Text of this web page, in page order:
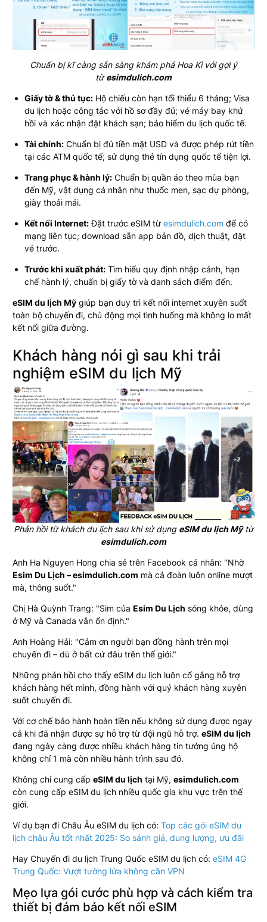
Chuẩn bị kĩ càng sẵn sàng khám phá Hoa Kì với gợi ý
từ esimdulich.com
Giấy tờ & thủ tục: Hộ chiếu còn hạn tối thiểu 6 tháng; Visa
du lịch hoặc công tác với hồ sơ đầy đủ; vé máy bay khứ
hồi và xác nhận đặt khách sạn; bảo hiểm du lịch quốc tế.
Tài chính: Chuẩn bị đủ tiền mặt USD và được phép rút tiền
tại các ATM quốc tế; sử dụng thẻ tín dụng quốc tế tiện lợi.
Trang phục & hành lý: Chuẩn bị quần áo theo mùa bạn
đến Mỹ, vật dụng cá nhân như thuốc men, sạc dự phòng,
giày thoải mái.
Kết nối Internet: Đặt trước eSIM từ esimdulich.com để có
mạng liên tục; download sẵn app bản đồ, dịch thuật, đặt
vé trước.
Trước khi xuất phát: Tìm hiểu quy định nhập cảnh, hạn
chế hành lý, chuẩn bị giấy tờ và danh sách điểm đến.
eSIM du lịch Mỹ giúp bạn duy trì kết nối internet xuyên suốt
toàn bộ chuyến đi, chủ động mọi tình huống mà không lo mất
kết nối giữa đường.
Khách hàng nói gì sau khi trải
nghiệm eSIM du lịch Mỹ
Phản hồi từ khách du lịch sau khi sử dụng eSIM du lịch Mỹtừ
esimdulich.com
Anh Ha Nguyen Hong chia sẻ trên Facebook cá nhân: "Nhờ
Esim Du Lịch – esimdulich.com mà cả đoàn luôn online mượt
mà, thông suốt."
Chị Hà Quỳnh Trang: "Sim của Esim Du Lịch sóng khỏe, dùng
ở Mỹ và Canada vẫn ổn định."
Anh Hoàng Hải: "Cảm ơn người bạn đồng hành trên mọi
chuyến đi – dù ở bất cứ đâu trên thế giới."
Những phản hồi cho thấy eSIM du lịch luôn cố gắng hỗ trợ
khách hàng hết mình, đồng hành với quý khách hàng xuyên
suốt chuyến đi.
Với cơ chế bảo hành hoàn tiền nếu không sử dụng được ngay
cả khi đã nhận được sự hỗ trợ từ đội ngũ hỗ trợ. eSIM du lịch
đang ngày càng được nhiều khách hàng tin tưởng ủng hộ
không chỉ 1 mà còn nhiều hành trình sau đó.
Không chỉ cung cấp eSIM du lịch tại Mỹ, esimdulich.com
còn cung cấp eSIM du lịch nhiều quốc gia khu vực trên thế
giới.
Ví dụ bạn đi Châu Âu eSIM du lịch có: Top các gói eSIM du
lịch châu Âu tốt nhất 2025: So sánh giá, dung lượng, ưu đãi
Hay Chuyến đi du lịch Trung Quốc eSIM du lịch có: eSIM 4G
Trung Quốc: Vượt tường lửa không cần VPN
Mẹo lựa gói cước phù hợp và cách kiểm tra
thiết bị đảm bảo kết nối eSIM